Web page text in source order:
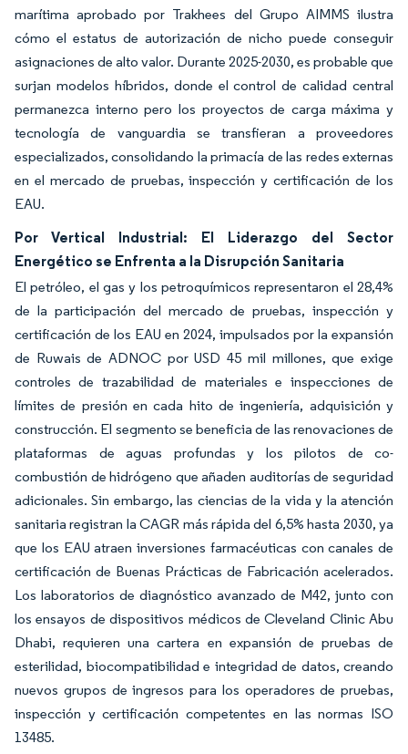
marítima aprobado por Trakhees del Grupo AIMMS ilustra
cómo el estatus de autorización de nicho puede conseguir
asignaciones de alto valor. Durante 2025-2030, es probable que
surjan modelos híbridos, donde el control de calidad central
permanezca interno pero los proyectos de carga máxima y
tecnología de vanguardia se transfieran a proveedores
especializados, consolidando la primacía de las redes externas
en el mercado de pruebas, inspección y certificación de los
EAU.
Por Vertical Industrial: El Liderazgo del Sector
Energético se Enfrenta a la Disrupción Sanitaria
El petróleo, el gas y los petroquímicos representaron el 28,4%
de la participación del mercado de pruebas, inspección y
certificación de los EAU en 2024, impulsados por la expansión
de Ruwais de ADNOC por USD 45 mil millones, que exige
controles de trazabilidad de materiales e inspecciones de
límites de presión en cada hito de ingeniería, adquisición y
construcción. El segmento se beneficia de las renovaciones de
plataformas de aguas profundas y los pilotos de co-
combustión de hidrógeno que añaden auditorías de seguridad
adicionales. Sin embargo, las ciencias de la vida y la atención
sanitaria registran la CAGR más rápida del 6,5% hasta 2030, ya
que los EAU atraen inversiones farmacéuticas con canales de
certificación de Buenas Prácticas de Fabricación acelerados.
Los laboratorios de diagnóstico avanzado de M42, junto con
los ensayos de dispositivos médicos de Cleveland Clinic Abu
Dhabi, requieren una cartera en expansión de pruebas de
esterilidad, biocompatibilidad e integridad de datos, creando
nuevos grupos de ingresos para los operadores de pruebas,
inspección y certificación competentes en las normas ISO
13485.